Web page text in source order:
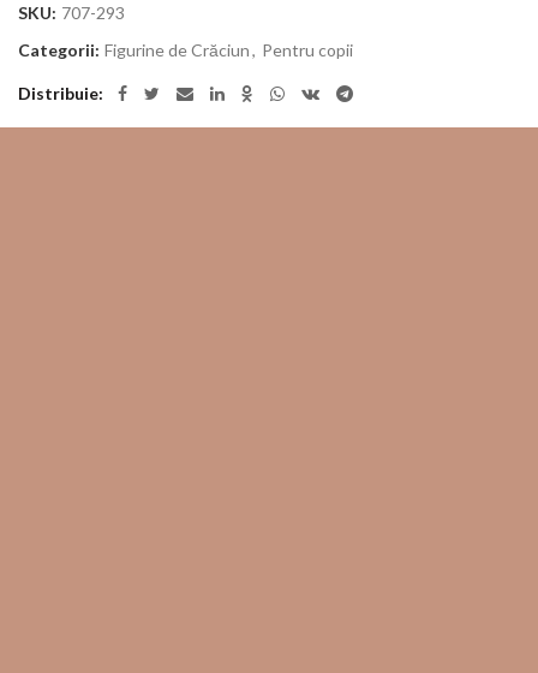
SKU: 707-293
Categorii: Figurine de Crăciun, Pentru copii
Distribuie